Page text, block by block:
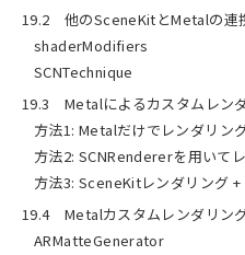
19.2 他のSceneKitとMetalの連
shaderModifiers
SCNTechnique
19.3 Metalによるカスタムレン
方法1: Metalだけでレンダリン
方法2: SCNRendererを用いて
方法3: SceneKitレンダリング
19.4 Metalカスタムレンダリン
ARMatteGenerator